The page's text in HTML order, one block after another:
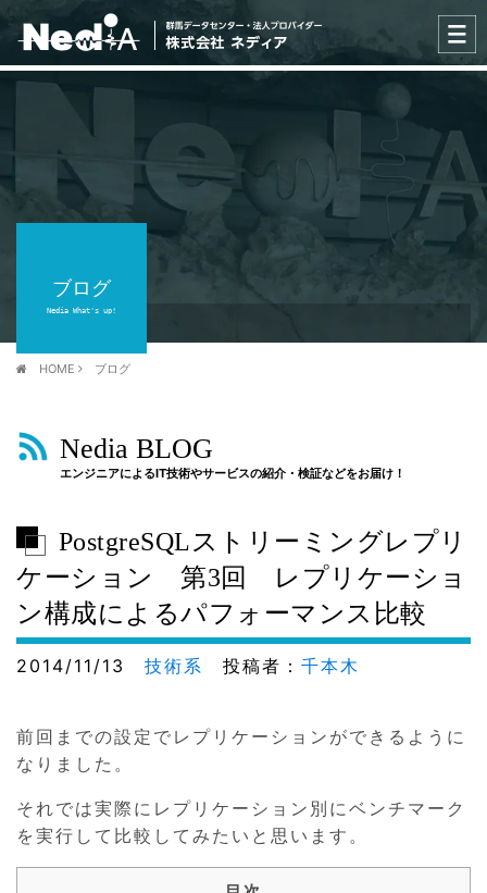
ブログ
Nedia What's up!
HOME ブログ
Nedia BLOG
エンジニアによるIT技術やサービスの紹介・検証などをお届け！
PostgreSQLストリーミングレプリ
ケーション 第3回 レプリケーショ
ン構成によるパフォーマンス比較
2014/11/13 技術系 投稿者： 千本木
前回までの設定でレプリケーションができるように
なりました。
それでは実際にレプリケーション別にベンチマーク
を実行して比較してみたいと思います。